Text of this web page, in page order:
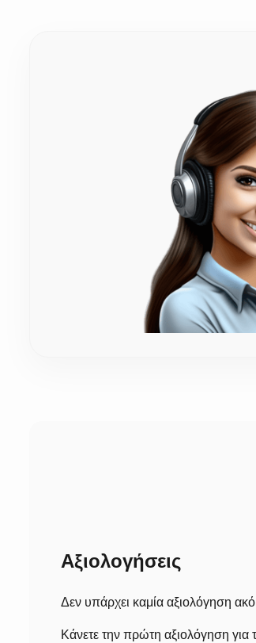
Περιλαμβάνεται το κερί στα
Ναι! Όταν επιλέγετε ένα σετ
τους. Παραλαμβάνετε ένα πλήρες σετ,
Μπορεί ο στολισμός της
Φυσικά, αυτό είναι το ιδανικό!
έχετε επιλέξει για τα υπόλοιπα
Πόσος χρόνος χρειάζεται για
Αξιολογήσεις
Δεν υπάρχει καμία αξιολόγηση
Κάνετε την πρώτη αξιολόγηση